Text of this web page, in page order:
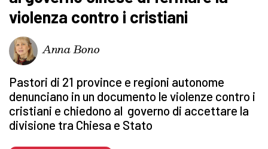
violenza contro i cristiani
Anna Bono
Pastori di 21 province e regioni autonome
denunciano in un documento le violenze contro i
cristiani e chiedono al governo di accettare la
divisione tra Chiesa e Stato